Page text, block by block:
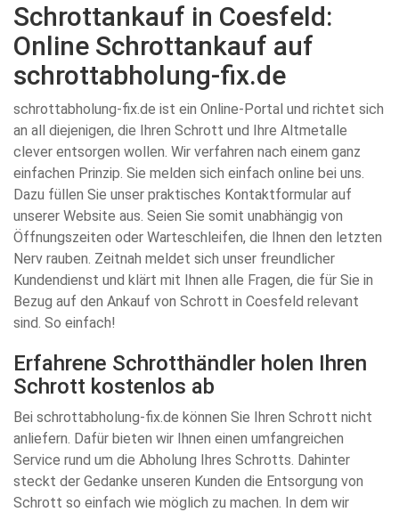
Schrottankauf in Coesfeld:
Online Schrottankauf auf
schrottabholung-fix.de
schrottabholung-fix.de ist ein Online-Portal und richtet sich
an all diejenigen, die Ihren Schrott und Ihre Altmetalle
clever entsorgen wollen. Wir verfahren nach einem ganz
einfachen Prinzip. Sie melden sich einfach online bei uns.
Dazu füllen Sie unser praktisches Kontaktformular auf
unserer Website aus. Seien Sie somit unabhängig von
Öffnungszeiten oder Warteschleifen, die Ihnen den letzten
Nerv rauben. Zeitnah meldet sich unser freundlicher
Kundendienst und klärt mit Ihnen alle Fragen, die für Sie in
Bezug auf den Ankauf von Schrott in Coesfeld relevant
sind. So einfach!
Erfahrene Schrotthändler holen Ihren
Schrott kostenlos ab
Bei schrottabholung-fix.de können Sie Ihren Schrott nicht
anliefern. Dafür bieten wir Ihnen einen umfangreichen
Service rund um die Abholung Ihres Schrotts. Dahinter
steckt der Gedanke unseren Kunden die Entsorgung von
Schrott so einfach wie möglich zu machen. In dem wir